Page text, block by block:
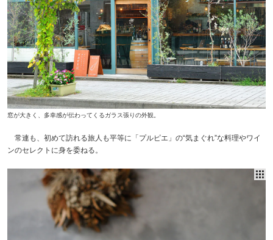
窓が大きく、多幸感が伝わってくるガラス張りの外観。
常連も、初めて訪れる旅人も平等に「プルピエ」の“気まぐれ”な料理やワイ
ンのセレクトに身を委ねる。